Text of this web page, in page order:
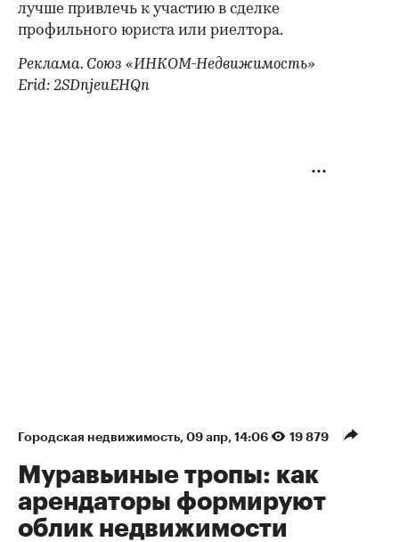
лучше привлечь к участию в сделке
профильного юриста или риелтора.
Реклама. Союз «ИНКОМ-Недвижимость»
Erid: 2SDnjeuEHQn
Городская недвижимость 09 апр, 14:06 19 879
Муравьиные тропы: как
арендаторы формируют
облик недвижимости